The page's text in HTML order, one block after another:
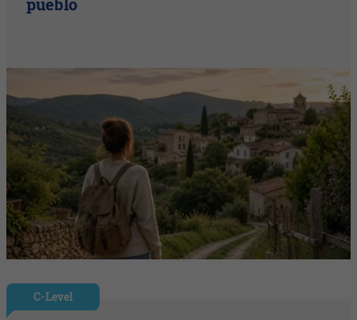
pueblo
C-Level